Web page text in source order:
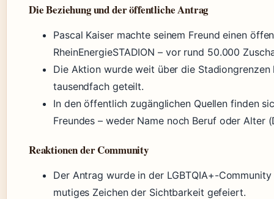
Die Beziehung und der öffentliche Antrag
Pascal Kaiser machte seinem Freund einen
RheinEnergieSTADION – vor rund 50.000
Die Aktion wurde weit über die
tausendfach geteilt.
In den öffentlich zugänglichen Quellen finden
Freundes – weder Name noch Beruf oder Alter
Reaktionen der Community
Der Antrag wurde in der LGBTQIA+-
mutiges Zeichen der Sichtbarkeit gefeiert.